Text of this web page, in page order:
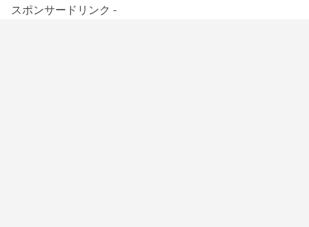
スポンサードリンク -